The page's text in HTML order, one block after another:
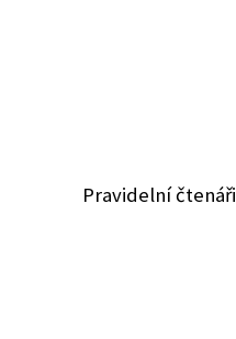
Pravidelní čtenáři